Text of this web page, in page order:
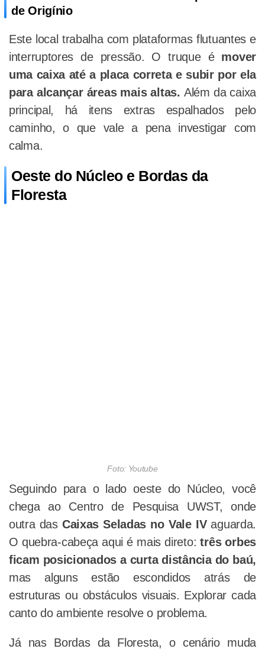
de Origínio
Este local trabalha com plataformas flutuantes e
interruptores de pressão. O truque é mover
uma caixa até a placa correta e subir por ela
para alcançar áreas mais altas. Além da caixa
principal, há itens extras espalhados pelo
caminho, o que vale a pena investigar com
calma.
Oeste do Núcleo e Bordas da
Floresta
Foto: Youtube
Seguindo para o lado oeste do Núcleo, você
chega ao Centro de Pesquisa UWST, onde
outra das Caixas Seladas no Vale IVaguarda.
O quebra-cabeça aqui é mais direto: três orbes
ficam posicionados a curta distância do baú,
mas alguns estão escondidos atrás de
estruturas ou obstáculos visuais. Explorar cada
canto do ambiente resolve o problema.
Já nas Bordas da Floresta, o cenário muda